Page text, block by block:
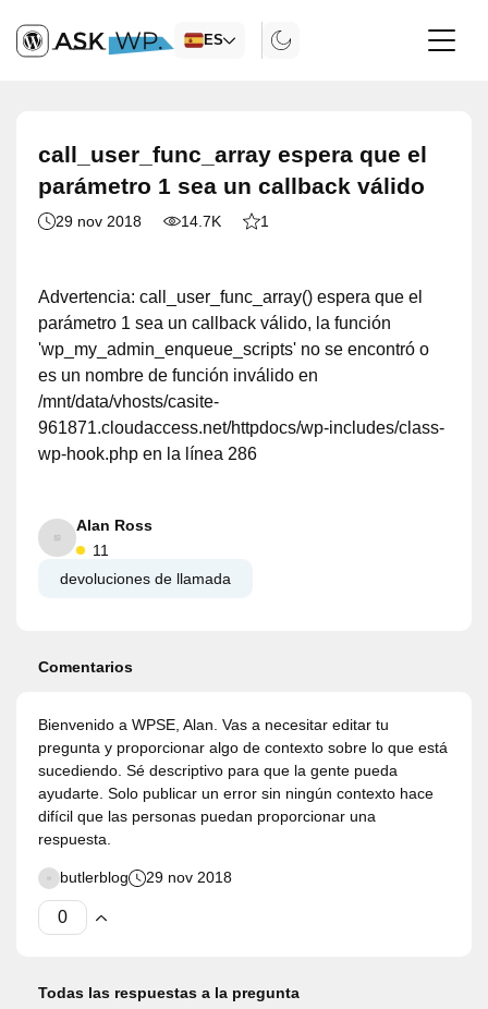
ES
call_user_func_array espera que el
parámetro 1 sea un callback válido
29 nov 2018 14.7K 1
Advertencia: call_user_func_array() espera que el
parámetro 1 sea un callback válido, la función
'wp_my_admin_enqueue_scripts' no se encontró o
es un nombre de función inválido en
/mnt/data/vhosts/casite-
961871.cloudaccess.net/httpdocs/wp-includes/class-
wp-hook.php en la línea 286
Alan Ross
11
devoluciones de llamada
Comentarios
Bienvenido a WPSE, Alan. Vas a necesitar editar tu
pregunta y proporcionar algo de contexto sobre lo que está
sucediendo. Sé descriptivo para que la gente pueda
ayudarte. Solo publicar un error sin ningún contexto hace
difícil que las personas puedan proporcionar una
respuesta.
butlerblog 29 nov 2018
Todas las respuestas a la pregunta